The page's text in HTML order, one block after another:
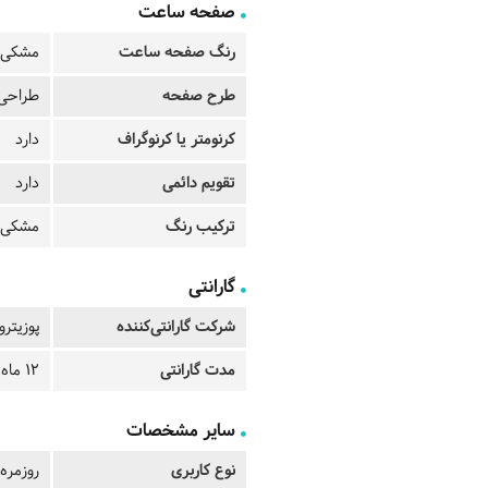
صفحه ساعت
رنگ صفحه ساعت
مشکی
طرح صفحه
کرنومتر یا کرنوگراف
دارد
تقویم دائمی
دارد
ترکیب رنگ
مشکی
گارانتی
شرکت گارانتی‌کننده
مدت گارانتی
12 ماه
سایر مشخصات
نوع کاربری
روزمره